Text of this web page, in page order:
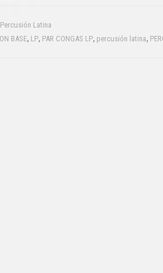
Percusión Latina
BASE, LP, PAR CONGAS LP, percusión latina,